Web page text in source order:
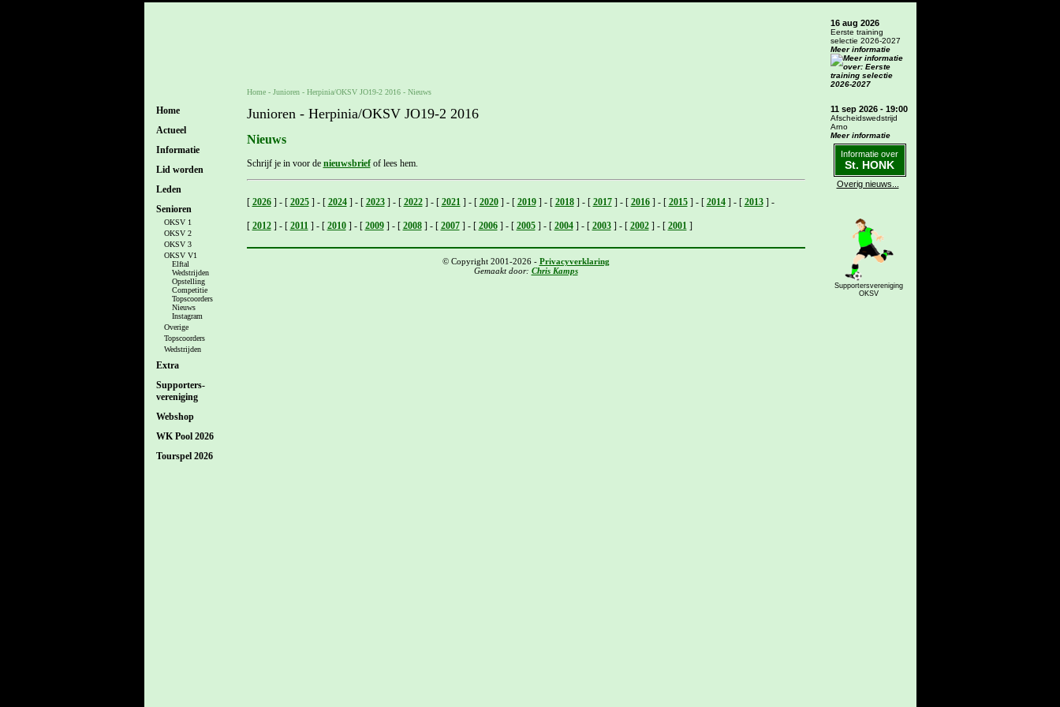
Home
Actueel
Informatie
Lid worden
Leden
Senioren
OKSV 1
OKSV 2
OKSV 3
OKSV V1
Elftal
Wedstrijden
Opstelling
Competitie
Topscoorders
Nieuws
Instagram
Overige
Topscoorders
Wedstrijden
Extra
Supporters-
vereniging
Webshop
WK Pool 2026
Tourspel 2026
Home- Junioren - Herpinia/OKSV JO19-2 2016- Nieuws
Junioren - Herpinia/OKSV JO19-2 2016
Nieuws
Schrijf je in voor de nieuwsbriefof lees hem.
[ 2026]- [ 2025]- [ 2024]- [ 2023]- [ 2022]- [ 2021 ]- [ 2020]- [ 2019]- [ 2018]- [ 2017]- [ 2016]- [ 2015]- [ 2014]- [ 2013]-
[ 2012]- [ 2011 ]- [ 2010]- [ 2009]- [ 2008]- [ 2007]- [ 2006]- [ 2005]- [ 2004]- [ 2003]- [ 2002]- [ 2001 ]
© Copyright 2001-2026 - Privacyverklaring
Gemaakt door: Chris Kamps
16 aug 2026
Eerste training
selectie 2026-2027
Meer informatie
11 sep 2026 - 19:00
Afscheidswedstrijd
Arno
Meer informatie
Informatie over
St. HONK
Overig nieuws...
Supportersvereniging
OKSV